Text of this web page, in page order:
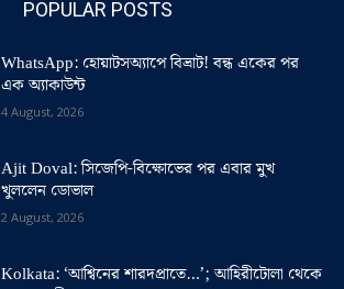
POPULAR POSTS
WhatsApp: হোয়াটসঅ্যাপে বিভ্রাট! বন্ধ একের পর
এক অ্যাকাউন্ট
4 August, 2026
Ajit Doval: সিজেপি-বিক্ষোভের পর এবার মুখ
খুললেন ডোভাল
2 August, 2026
Kolkata: ‘আশ্বিনের শারদপ্রাতে…’; আহিরীটোলা থেকে